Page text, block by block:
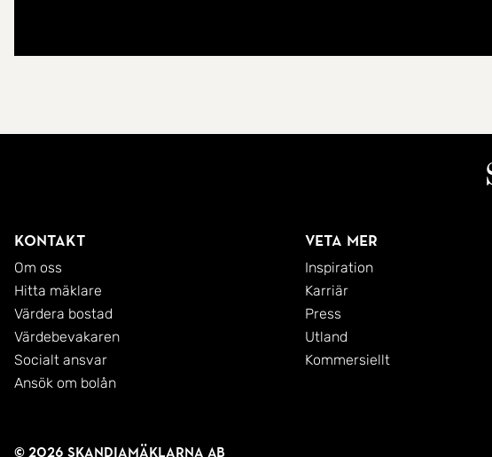
Kontakt
Om oss
Hitta mäklare
Värdera bostad
Värdebevakaren
Socialt ansvar
Ansök om bolån
Veta mer
Inspiration
Karriär
Press
Utland
Kommersiellt
© 2026 SkandiaMäklarna AB